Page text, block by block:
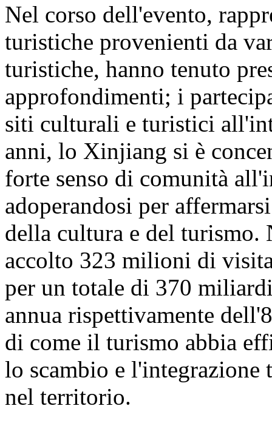
Nel corso dell'evento,
turistiche provenienti da
turistiche, hanno tenuto
approfondimenti; i
siti culturali e turistici
anni, lo Xinjiang si è
forte senso di comunità
adoperandosi per
della cultura e del turismo.
accolto 323 milioni di
per un totale di 370
annua rispettivamente
di come il turismo abbia
lo scambio e
nel territorio.